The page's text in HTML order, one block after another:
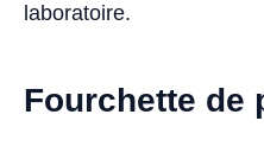
laboratoire.
Fourchette de